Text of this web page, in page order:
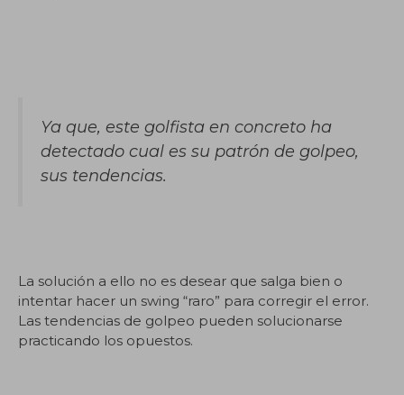
Ya que, este golfista en concreto ha
detectado cual es su patrón de golpeo,
sus tendencias.
La solución a ello no es desear que salga bien o
intentar hacer un swing “raro” para corregir el error.
Las tendencias de golpeo pueden solucionarse
practicando los opuestos.